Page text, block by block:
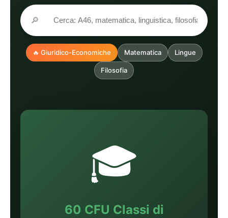
🔎
🔥 Giuridico-Economiche Matematica Lingue
Filosofia
🎓
60 CFU Classi di